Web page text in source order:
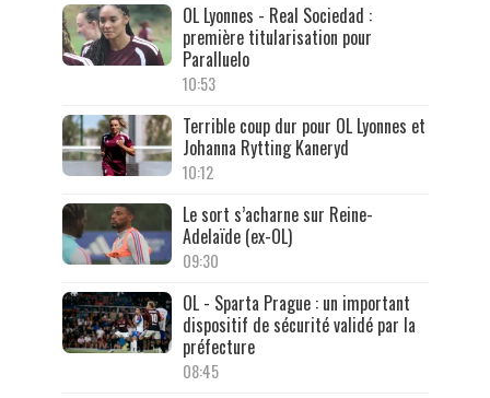
OL Lyonnes - Real Sociedad :
première titularisation pour
Paralluelo
10:53
Terrible coup dur pour OL Lyonnes et
Johanna Rytting Kaneryd
10:12
Le sort s’acharne sur Reine-
Adelaïde (ex-OL)
09:30
OL - Sparta Prague : un important
dispositif de sécurité validé par la
préfecture
08:45